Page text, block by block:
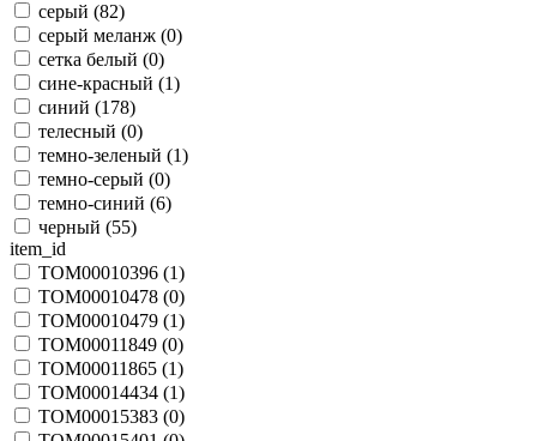
серый (82)
серый меланж (0)
сетка белый (0)
сине-красный (1)
синий (178)
телесный (0)
темно-зеленый (1)
темно-серый (0)
темно-синий (6)
черный (55)
item_id
TOM00010396 (1)
TOM00010478 (0)
TOM00010479 (1)
TOM00011849 (0)
TOM00011865 (1)
TOM00014434 (1)
TOM00015383 (0)